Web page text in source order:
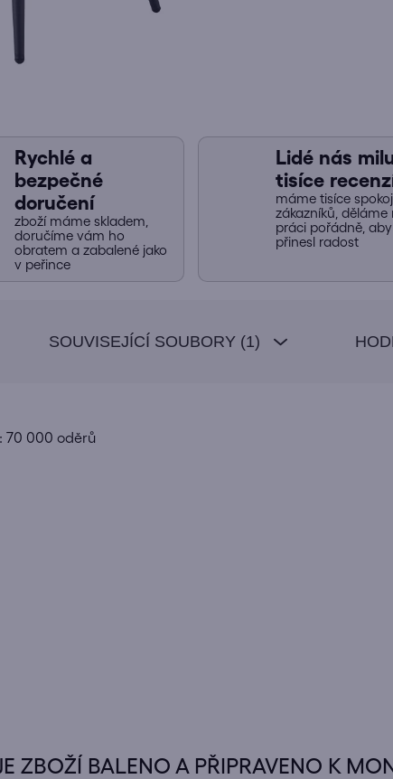
Rychlé a
bezpečné
doručení
zboží máme skladem,
doručíme vám ho
obratem a zabalené jako
v peřince
Lidé nás
tisíce
máme tisíce
zákazníků, děláme
práci pořádně,
přinesl radost
SOUVISEJÍCÍ SOUBORY (1)
70 000 oděrů
ZBOŽÍ BALENO A PŘIPRAVENO K